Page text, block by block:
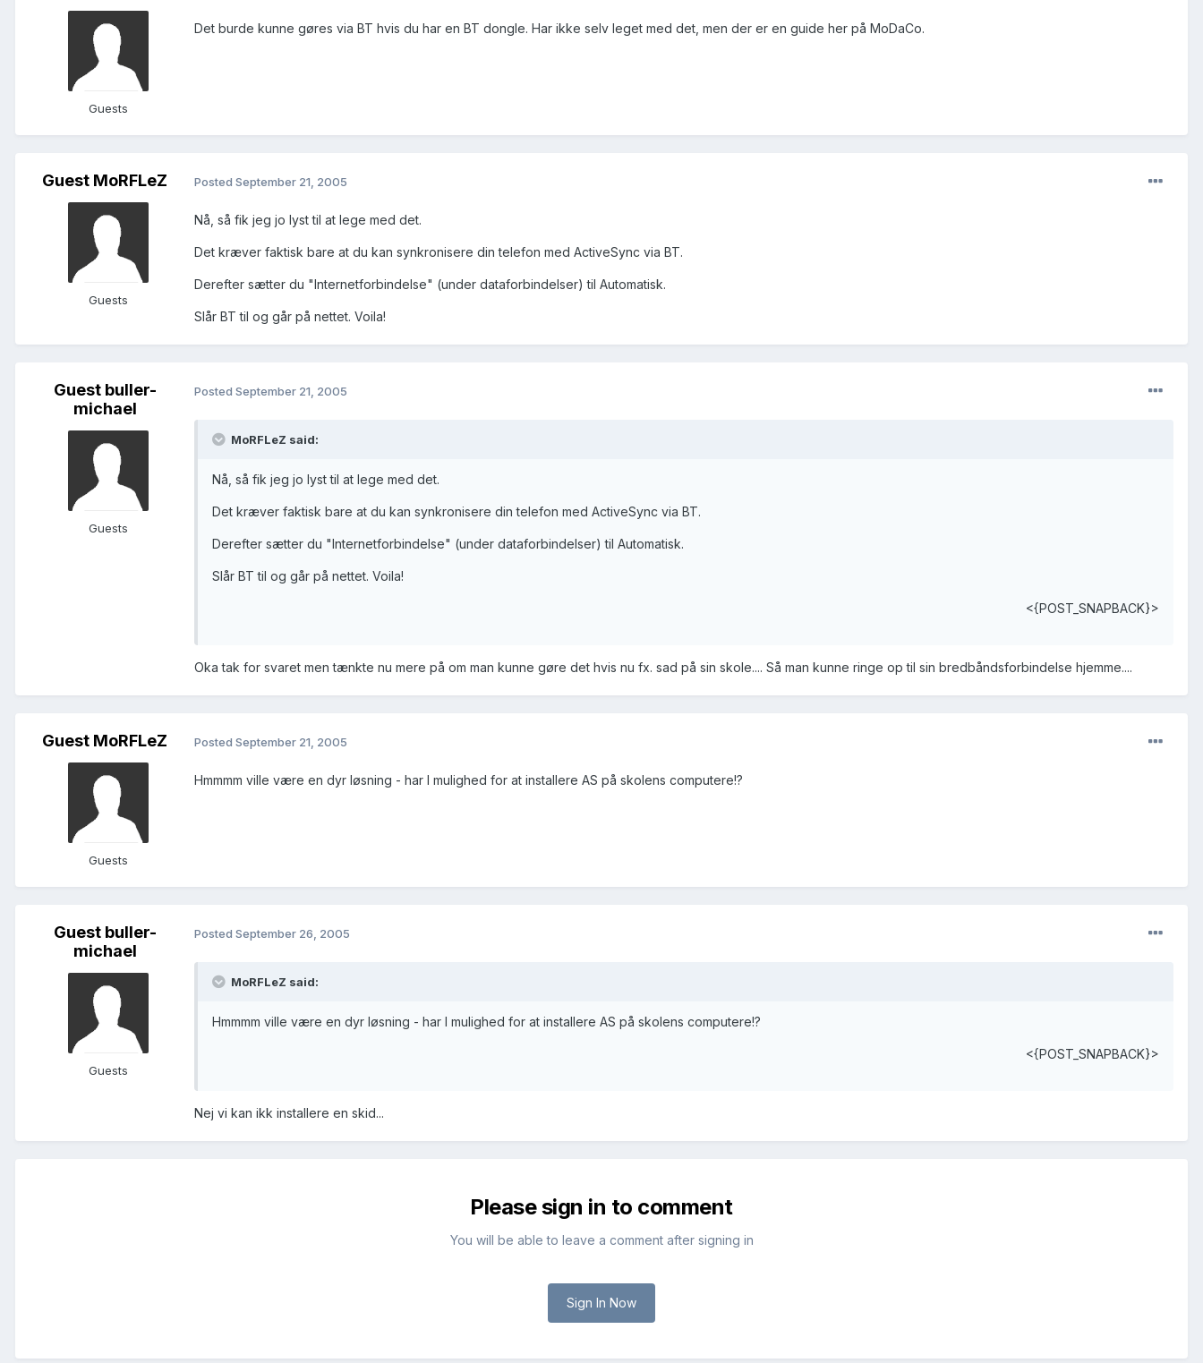
Guests
Det burde kunne gøres via BT hvis du har en BT dongle. Har ikke selv leget med det, men der er en guide her på MoDaCo.
Guest MoRFLeZ
Guests
Posted September 21, 2005
Nå, så fik jeg jo lyst til at lege med det.
Det kræver faktisk bare at du kan synkronisere din telefon med ActiveSync via BT.
Derefter sætter du "Internetforbindelse" (under dataforbindelser) til Automatisk.
Slår BT til og går på nettet. Voila!
Guest buller-
michael
Guests
Posted September 21, 2005
MoRFLeZ said:
Nå, så fik jeg jo lyst til at lege med det.
Det kræver faktisk bare at du kan synkronisere din telefon med ActiveSync via BT.
Derefter sætter du "Internetforbindelse" (under dataforbindelser) til Automatisk.
Slår BT til og går på nettet. Voila!
<{POST_SNAPBACK}>
Oka tak for svaret men tænkte nu mere på om man kunne gøre det hvis nu fx. sad på sin skole.... Så man kunne ringe op til sin bredbåndsforbindelse hjemme....
Guest MoRFLeZ
Guests
Posted September 21, 2005
Hmmmm ville være en dyr løsning - har I mulighed for at installere AS på skolens computere!?
Guest buller-
michael
Guests
Posted September 26, 2005
MoRFLeZ said:
Hmmmm ville være en dyr løsning - har I mulighed for at installere AS på skolens computere!?
<{POST_SNAPBACK}>
Nej vi kan ikk installere en skid...
Please sign in to comment
You will be able to leave a comment after signing in
Sign In Now